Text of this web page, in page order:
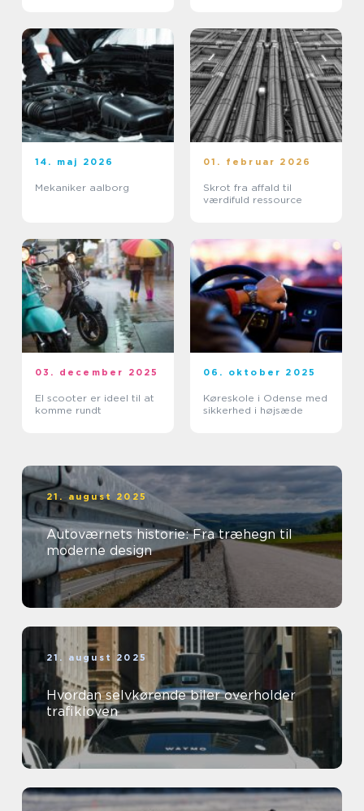
14. maj 2026
Mekaniker aalborg
01. februar 2026
Skrot fra affald til
værdifuld ressource
03. december 2025
El scooter er ideel til at
komme rundt
06. oktober 2025
Køreskole i Odense med
sikkerhed i højsæde
21. august 2025
Autoværnets historie: Fra træhegn til
moderne design
21. august 2025
Hvordan selvkørende biler overholder
trafikloven